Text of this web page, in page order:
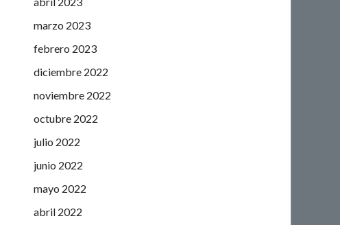
marzo 2023
febrero 2023
diciembre 2022
noviembre 2022
octubre 2022
julio 2022
junio 2022
mayo 2022
abril 2022